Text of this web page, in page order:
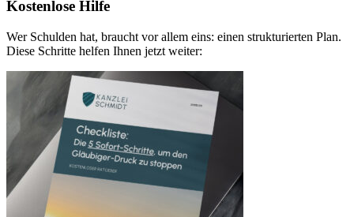
Kostenlose Hilfe
Wer Schulden hat, braucht vor allem eins: einen strukturierten Plan.
Diese Schritte helfen Ihnen jetzt weiter: